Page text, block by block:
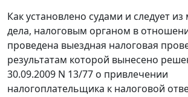
Как установлено судами и следует
дела, налоговым органом в
проведена выездная налоговая
результатам которой вынесено
30.09.2009 N 13/77 о привлечении
налогоплательщика к налоговой